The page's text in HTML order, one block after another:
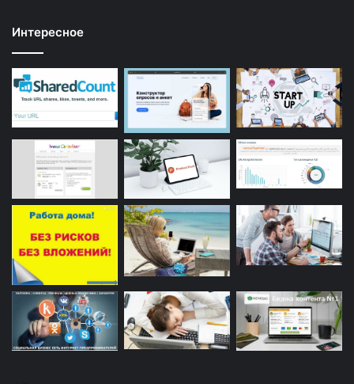
Интересное